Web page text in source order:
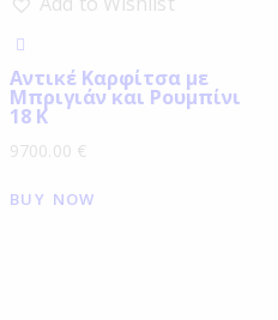
Αντικέ Καρφίτσα με
Μπριγιάν και Ρουμπίνι
18 Κ
9700.00 €
BUY NOW